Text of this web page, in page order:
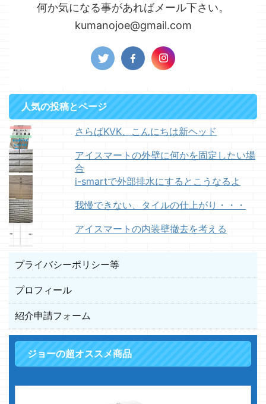
何か気になる事があればメール下さい。
kumanojoe@gmail.com
人気の投稿とページ
さらばKVK、こんにちは新ヘッド
アイスマートの外壁に何かを固定したい場
合
i-smartで外部排水にするとこうなるよ
我慢できない、タイルの仕上がり・・・
アイスマートの内装壁撤去を考える
プライバシーポリシー等
プロフィール
紹介申請フォーム
ジョーの超オススメ商品